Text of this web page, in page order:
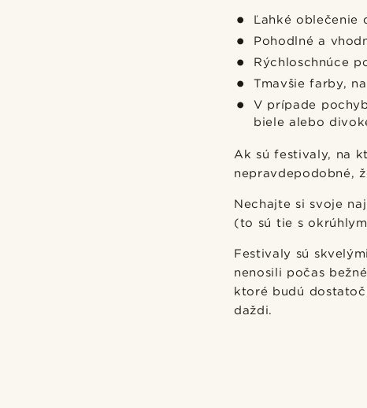
Ľahké oblečenie
Pohodlné a
Rýchloschnúce
Tmavšie farby,
V prípade
biele alebo
Ak sú festivaly, na
nepravdepodobné,
Nechajte si svoje
(to sú tie s
Festivaly sú
nenosili počas
ktoré budú
daždi.